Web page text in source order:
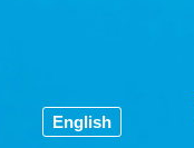
English